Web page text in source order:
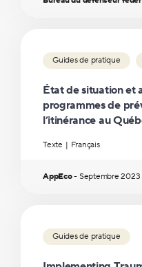
Guides de pratique
État de situation et
programmes de
l’itinérance au
Texte Français
AppEco- Septembre 2023
Guides de pratique